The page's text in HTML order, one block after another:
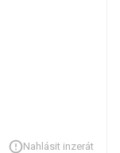
Nahlásit inzerát